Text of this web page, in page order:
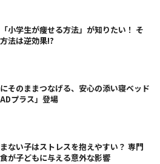
小学生が痩せる方法」が知りたい！ そ
法は逆効果!?
そのままつなげる、安心の添い寝ベッド
プラス」登場
ない子はストレスを抱えやすい？ 専門
が子どもに与える意外な影響